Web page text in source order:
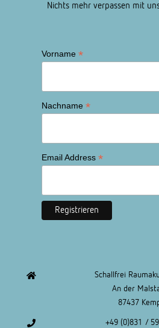
Nichts mehr verpassen mit
Vorname *
Nachname *
Email Address *
Schallfrei
An der
87437
+49 (0)831 /